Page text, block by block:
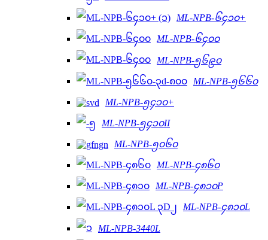
ML-NPB-၆၄၁၀+
ML-NPB-၆၄၀၀
ML-NPB-၅၆၉၀
ML-NPB-၅၆၆၀
ML-NPB-၅၄၁၀+
ML-NPB-၅၄၁၀II
ML-NPB-၅၀၆၀
ML-NPB-၄၈၆၀
ML-NPB-၄၈၁၀P
ML-NPB-၄၈၁၀L
ML-NPB-3440L